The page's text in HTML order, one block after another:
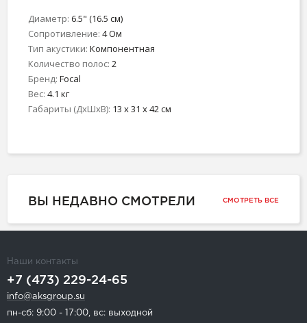
Диаметр: 6.5" (16.5 см)
Сопротивление: 4 Ом
Тип акустики: Компонентная
Количество полос: 2
Бренд: Focal
Вес: 4.1 кг
Габариты (ДхШхВ): 13 x 31 x 42 см
ВЫ НЕДАВНО СМОТРЕЛИ СМОТРЕТЬ ВСЕ
Наши контакты
+7 (473) 229-24-65
info@aksgroup.su
пн-сб: 9:00 - 17:00, вс: выходной